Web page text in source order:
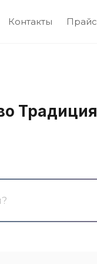
Контакты Прайс
Традиция